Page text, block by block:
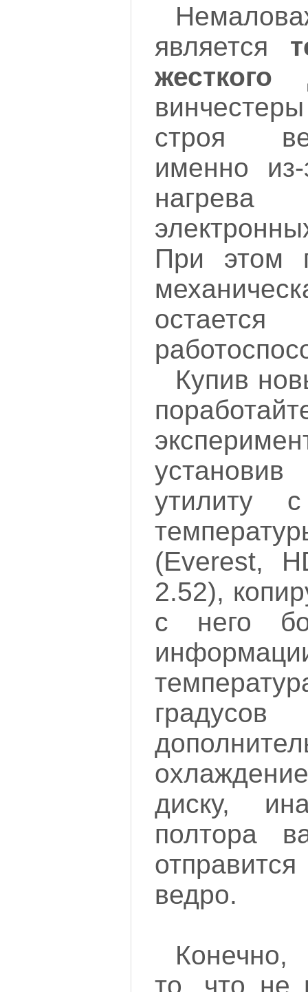
является
жесткого
строя
именно
При этом
Купив
утилиту
(Everest,
2.52),
с него
диску,
полтора
ведро.
Конечно,
то, что не